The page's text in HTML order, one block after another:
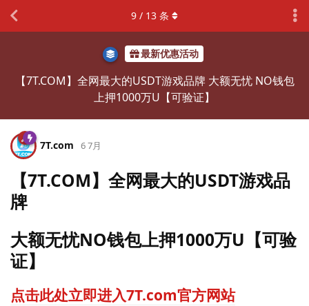
最新优惠活动
【7T.COM】全网最大的USDT游戏品牌 大额无忧 NO钱包
上押1000万U【可验证】
9 / 13 条
7T.​com 6 7月
【7T.COM】全网最大的USDT游戏品
牌
大额无忧NO钱包上押1000万U【可验
证】
点击此处立即进入7T.com官方网站